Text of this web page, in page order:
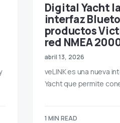
Digital Yacht
interfaz
productos
red NMEA
abril 13, 2026
veLINK es una nueva
Yacht que permite
1 MIN READ